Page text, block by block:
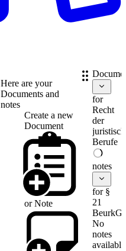
Here are your
Documents and
notes
Create a new
Document
orNote
for
Recht
der
Berufe
notes
for §
21
BeurkG
No
notes